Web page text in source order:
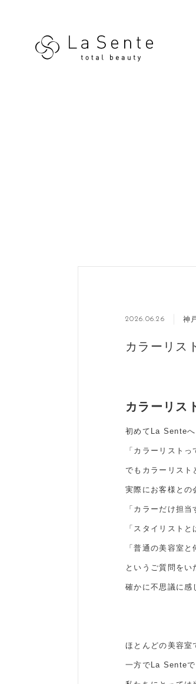
2026.06.26 神
カラーリス
カラーリス
初めてLa Senteへ
「カラーリスト
でもカラーリスト
実際にお客様との
「カラーだけ担
「スタイリストと
「普通の美容室と
というご質問をい
確かに不思議に感
ほとんどの美容室
一方でLa Senteで